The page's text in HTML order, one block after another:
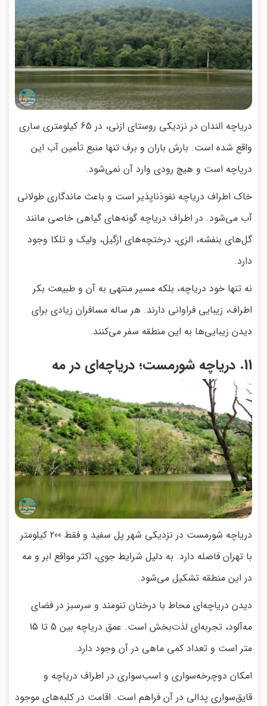
دریاچه الندان در نزدیکی روستای ازنی، در 65 کیلومتری ساری
واقع شده است. بارش باران و برف تنها منبع تأمین آب این
دریاچه است و هیچ رودی وارد آن نمی‌شود.
خاک اطراف دریاچه نفوذناپذیر است و باعث ماندگاری طولانی
آب می‌شود. در اطراف دریاچه گونه‌های گیاهی خاصی مانند
گل‌های بنفشه، الزی، درختچه‌های ازگیل، ولیک و تلکا وجود
دارد.
نه تنها خود دریاچه، بلکه مسیر منتهی به آن و طبیعت بکر
اطراف، زیبایی فراوانی دارند. هر ساله مسافران زیادی برای
دیدن زیبایی‌ها به این منطقه سفر می‌کنند.
11. دریاچه شورمست؛ دریاچه‌ای در مه
دریاچه شورمست در نزدیکی شهر پل سفید و فقط 200 کیلومتر
با تهران فاصله دارد. به دلیل شرایط جوی، اکثر مواقع ابر و مه
در این منطقه تشکیل می‌شود.
دیدن دریاچه‌ای محاط با درختان تنومند و سرسبز در فضای
مه‌آلود، تجربه‌ای لذت‌بخش است. عمق دریاچه بین 5 تا 15
متر است و تعداد کمی ماهی در آن وجود دارد.
امکان دوچرخه‌سواری و اسب‌سواری در اطراف دریاچه و
قایق‌سواری پدالی در آن فراهم است. اقامت در کلبه‌های موجود